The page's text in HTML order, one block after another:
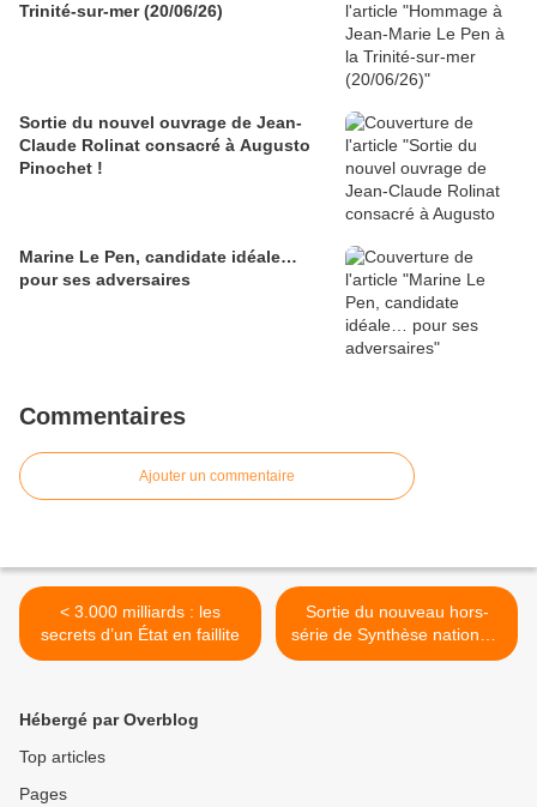
Trinité-sur-mer (20/06/26)
Sortie du nouvel ouvrage de Jean-
Claude Rolinat consacré à Augusto
Pinochet !
Marine Le Pen, candidate idéale…
pour ses adversaires
Commentaires
Ajouter un commentaire
< 3.000 milliards : les
secrets d’un État en faillite
Sortie du nouveau hors-
série de Synthèse nationale
>
Hébergé par Overblog
Top articles
Pages